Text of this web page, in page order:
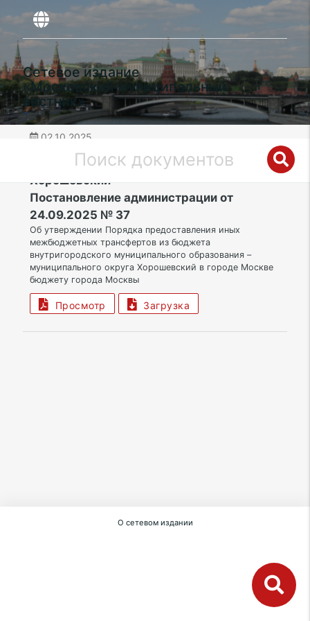
Сетевое издание
«Московский муниципальный
вестник»
02.10.2025
САО | Муниципальный округ
Хорошевский
Постановление администрации от
24.09.2025 № 37
Об утверждении Порядка предоставления иных
межбюджетных трансфертов из бюджета
внутригородского муниципального образования –
муниципального округа Хорошевский в городе Москве
бюджету города Москвы
Просмотр Загрузка
О сетевом издании